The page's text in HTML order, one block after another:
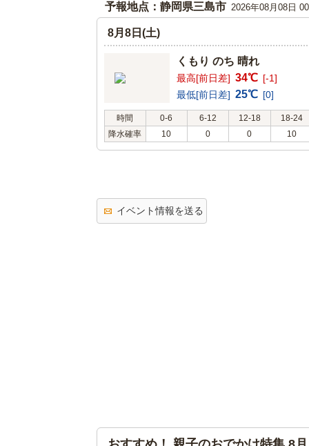
予報地点：静岡県三島市 2026年08月08日
8月8日(土)
くもり のち 晴れ
最高[前日差] 34℃ [-1]
最低[前日差] 25℃ [0]
時間 0-6 6-12 12-18
18-24
降水確率
10 0 0 10
イベント情報を送る